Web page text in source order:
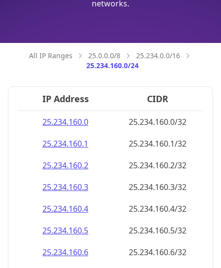
networks.
All IP Ranges 25.0.0.0/8
25.234.0.0/16
25.234.160.0/24
IP Address CIDR
25.234.160.0
25.234.160.0/32
25.234.160.1
25.234.160.1/32
25.234.160.2
25.234.160.2/32
25.234.160.3
25.234.160.3/32
25.234.160.4
25.234.160.4/32
25.234.160.5
25.234.160.5/32
25.234.160.6
25.234.160.6/32